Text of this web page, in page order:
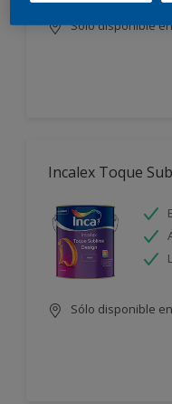
Sólo disponible
Incalex Toque
Sólo disponible